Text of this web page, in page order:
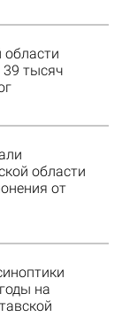
тысяч
области
от
на